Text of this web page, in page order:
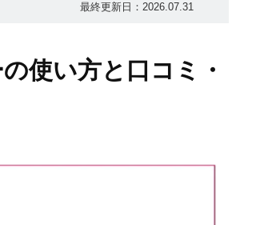
最終更新日： 2026.07.31
使い方と口コミ・